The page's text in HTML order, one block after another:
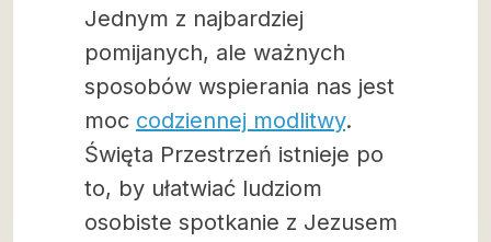
Jednym z najbardziej
pomijanych, ale ważnych
sposobów wspierania nas jest
moc codziennej modlitwy.
Święta Przestrzeń istnieje po
to, by ułatwiać ludziom
osobiste spotkanie z Jezusem